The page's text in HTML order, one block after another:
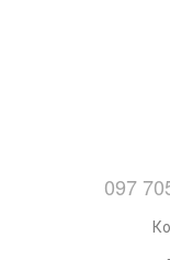
097